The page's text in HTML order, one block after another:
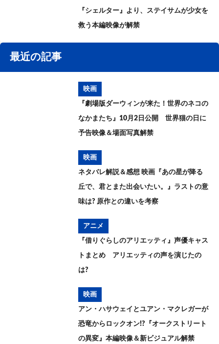
『シェルター』より、ステイサムが少女を
救う本編映像が解禁
最近の記事
映画
『劇場版ダーウィンが来た！世界のネコの
なかまたち』10月2日公開 世界猫の日に
予告映像＆場面写真解禁
映画
ネタバレ解説＆感想 映画『あの星が降る
丘で、君とまた出会いたい。』ラストの意
味は? 原作との違いを考察
アニメ
『借りぐらしのアリエッティ』声優キャス
トまとめ アリエッティの声を演じたの
は?
映画
アン・ハサウェイとユアン・マクレガーが
恐竜からロックオン!?『オークストリート
の異変』本編映像＆新ビジュアル解禁